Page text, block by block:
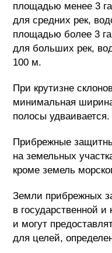
площадью менее 3
для средних рек,
площадью более 3
для больших рек,
100 м.
При крутизне
минимальная
полосы удваивается.
Прибрежные
на земельных
кроме земель
Земли прибрежных
в государственной
и могут
для целей,